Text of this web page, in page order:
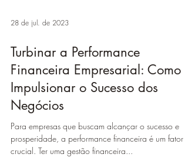
28 de jul. de 2023
Turbinar a Performance
Financeira Empresarial: Como
Impulsionar o Sucesso dos
Negócios